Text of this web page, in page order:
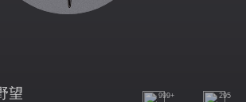
望 999+ 295